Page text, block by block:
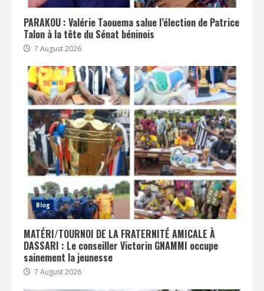
PARAKOU : Valérie Taouema salue l’élection de Patrice
Talon à la tête du Sénat béninois
7 August 2026
Blog
MATÉRI/TOURNOI DE LA FRATERNITÉ AMICALE À
DASSARI : Le conseiller Victorin GNAMMI occupe
sainement la jeunesse
7 August 2026